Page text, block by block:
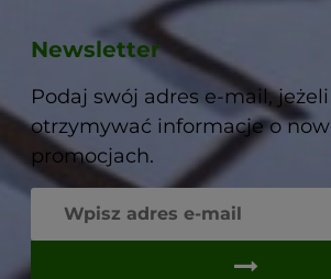
Newsletter
Podaj swój adres e-mail,
otrzymywać informacje o
promocjach.